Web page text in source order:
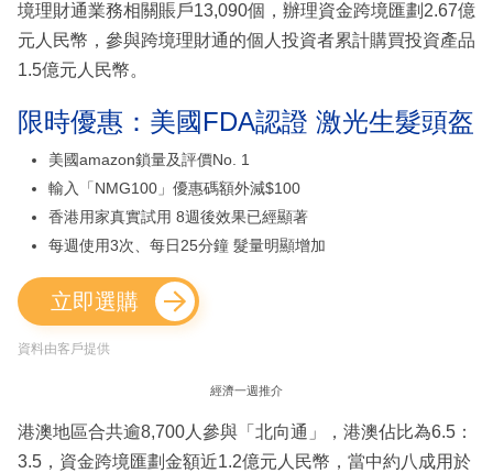
境理財通業務相關賬戶13,090個，辦理資金跨境匯劃2.67億
元人民幣，參與跨境理財通的個人投資者累計購買投資產品
1.5億元人民幣。
限時優惠：美國FDA認證 激光生髮頭盔
美國amazon鎖量及評價No. 1
輸入「NMG100」優惠碼額外減$100
香港用家真實試用 8週後效果已經顯著
每週使用3次、每日25分鐘 髮量明顯增加
立即選購
資料由客戶提供
經濟一週推介
港澳地區合共逾8,700人參與「北向通」，港澳佔比為6.5：
3.5，資金跨境匯劃金額近1.2億元人民幣，當中約八成用於